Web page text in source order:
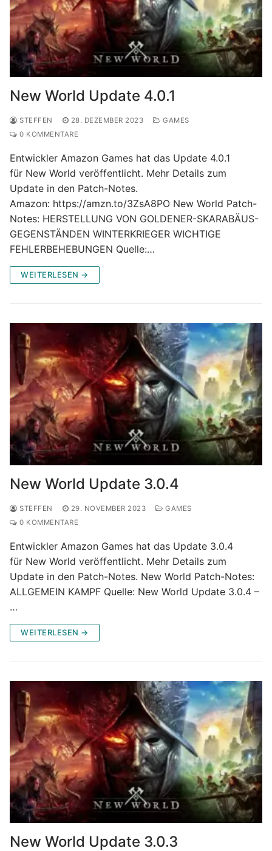
New World Update 4.0.1
STEFFEN 28. DEZEMBER 2023
GAMES
0 KOMMENTARE
Entwickler Amazon Games hat das Update 4.0.1
für New World veröffentlicht. Mehr Details zum
Update in den Patch-Notes.
Amazon: https://amzn.to/3ZsA8PO New World Patch-
Notes: HERSTELLUNG VON GOLDENER-SKARABÄUS-
GEGENSTÄNDEN WINTERKRIEGER WICHTIGE
FEHLERBEHEBUNGEN Quelle:…
WEITERLESEN →
New World Update 3.0.4
STEFFEN 29. NOVEMBER 2023
GAMES
0 KOMMENTARE
Entwickler Amazon Games hat das Update 3.0.4
für New World veröffentlicht. Mehr Details zum
Update in den Patch-Notes. New World Patch-Notes:
ALLGEMEIN KAMPF Quelle: New World Update 3.0.4 –
…
WEITERLESEN →
New World Update 3.0.3